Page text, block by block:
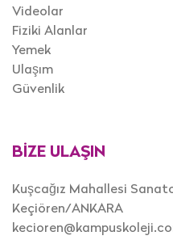
Videolar
Fiziki Alanlar
Yemek
Ulaşım
Güvenlik
BİZE ULAŞIN
Kuşcağız Mahallesi
Keçiören/ANKARA